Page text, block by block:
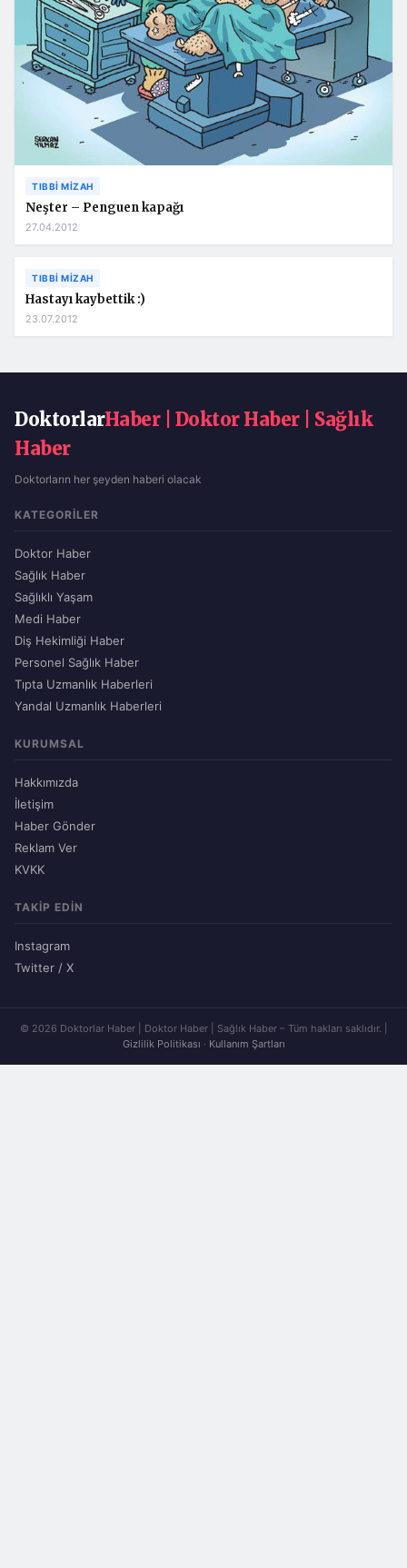
TIBBI MIZAH
Neşter – Penguen kapağı
27.04.2012
TIBBI MIZAH
Hastayı kaybettik :)
23.07.2012
DoktorlarHaber | Doktor Haber | Sağlık
Haber
Doktorların her şeyden haberi olacak
KATEGORILER
Doktor Haber
Sağlık Haber
Sağlıklı Yaşam
Medi Haber
Diş Hekimliği Haber
Personel Sağlık Haber
Tıpta Uzmanlık Haberleri
Yandal Uzmanlık Haberleri
KURUMSAL
Hakkımızda
İletişim
Haber Gönder
Reklam Ver
KVKK
TAKIP EDIN
Instagram
Twitter / X
© 2026 Doktorlar Haber | Doktor Haber | Sağlık Haber – Tüm hakları saklıdır. |
Gizlilik Politikası · Kullanım Şartları